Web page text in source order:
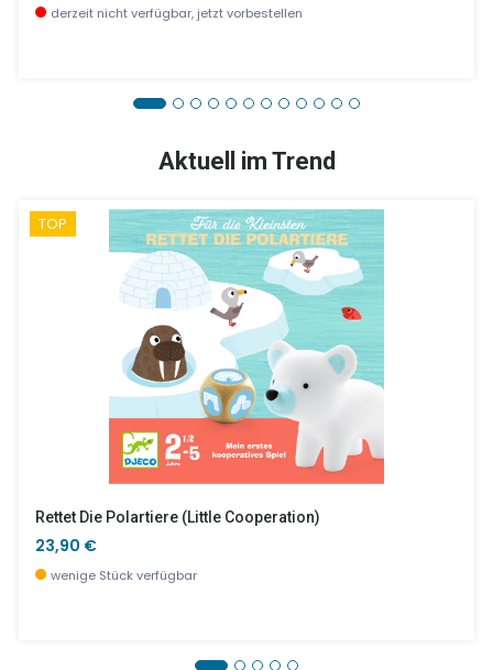
derzeit nicht verfügbar, jetzt vorbestellen
Muchachos Lama
Aktuell im Trend
TOP
Rettet Die Polartiere (little Cooperation)
23,90 €
wenige Stück verfügbar